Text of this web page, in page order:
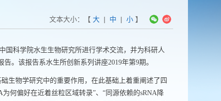
文本大小：【 大| 中 | 小】
国科学院水生生物研究所进行学术交流，并为科研人
告。该报告系水生所创新系列讲座2019年第9期。
生物学研究中的重要作用，在此基础上着重阐述了四
为何偏好在近着丝粒区域转录”、“同源依赖的sRNA降